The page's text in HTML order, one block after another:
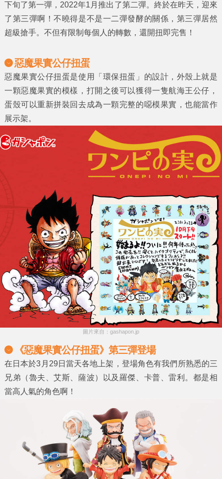
下旬了第一彈，2022年1月推出了第二彈。終於在昨天，迎來
了第三彈啊！不曉得是不是一二彈發酵的關係，第三彈居然
超級搶手。不但有限制每個人的轉數，還開扭即完售！
惡魔果實公仔扭蛋
惡魔果實公仔扭蛋是使用「環保扭蛋」的設計，外殼上就是
一顆惡魔果實的模樣，打開之後可以獲得一隻航海王公仔，
蛋殼可以重新拼裝回去成為一顆完整的噁模果實，也能當作
展示架。
圖片來自：gashapon.jp
《惡魔果實公仔扭蛋》第三彈登場
在日本於3月29日當天各地上架，登場角色有我們所熟悉的三
兄弟（魯夫、艾斯、薩波）以及羅傑、卡普、雷利。都是相
當高人氣的角色啊！